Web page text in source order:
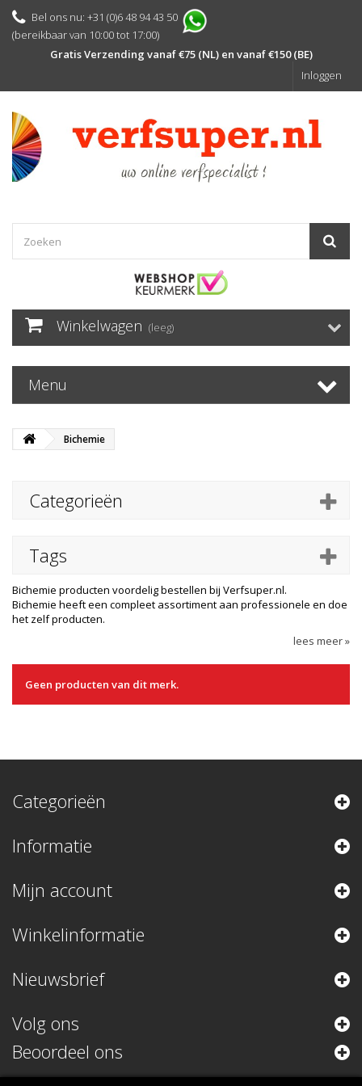
Bel ons nu: +31 (0)6 48 94 43 50
(bereikbaar van 10:00 tot 17:00)
Gratis Verzending vanaf €75 (NL) en vanaf €150 (BE)
Inloggen
Winkelwagen (leeg)
Menu
Bichemie
Categorieën
Tags
Bichemie producten voordelig bestellen bij Verfsuper.nl.
Bichemie heeft een compleet assortiment aan professionele en doe
het zelf producten.
lees meer »
Geen producten van dit merk.
Categorieën
Informatie
Mijn account
Winkelinformatie
Nieuwsbrief
Volg ons
Beoordeel ons